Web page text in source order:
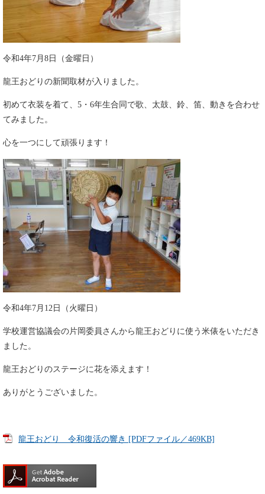
令和4年7月8日（金曜日）
龍王おどりの新聞取材が入りました。
初めて衣装を着て、5・6年生合同で歌、太鼓、鈴、笛、動きを合わせ
てみました。
心を一つにして頑張ります！
令和4年7月12日（火曜日）
学校運営協議会の片岡委員さんから龍王おどりに使う米俵をいただき
ました。
龍王おどりのステージに花を添えます！
ありがとうございました。
龍王おどり 令和復活の響き [PDFファイル／469KB]